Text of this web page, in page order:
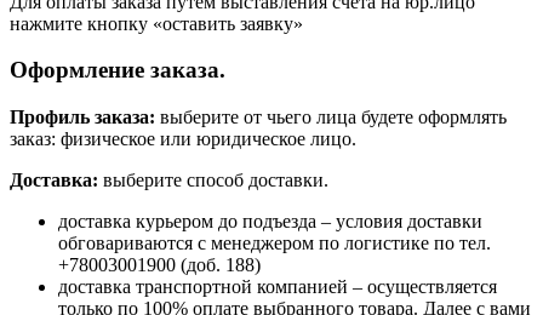
нажмите кнопку «оставить заявку»
Оформление заказа.
Профиль заказа: выберите от чьего лица будете оформлять
заказ: физическое или юридическое лицо.
Доставка: выберите способ доставки.
доставка курьером до подъезда – условия доставки
обговариваются с менеджером по логистике по тел.
+78003001900 (доб. 188)
доставка транспортной компанией – осуществляется
только по 100% оплате выбранного товара. Далее с вами